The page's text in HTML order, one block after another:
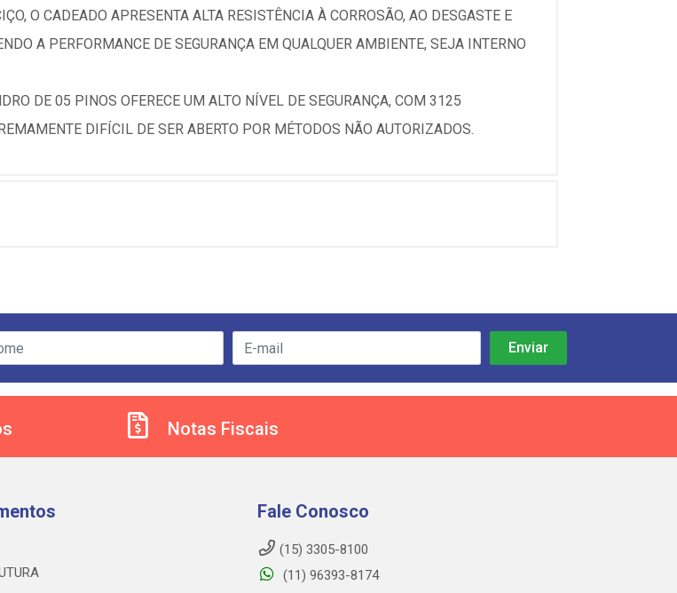
O CADEADO APRESENTA ALTA RESISTÊNCIA À CORROSÃO, AO DESGASTE E
A PERFORMANCE DE SEGURANÇA EM QUALQUER AMBIENTE, SEJA INTERNO
DE 05 PINOS OFERECE UM ALTO NÍVEL DE SEGURANÇA, COM 3125
DIFÍCIL DE SER ABERTO POR MÉTODOS NÃO AUTORIZADOS.
Notas Fiscais
Fale Conosco
(15) 3305-8100
(11) 96393-8174